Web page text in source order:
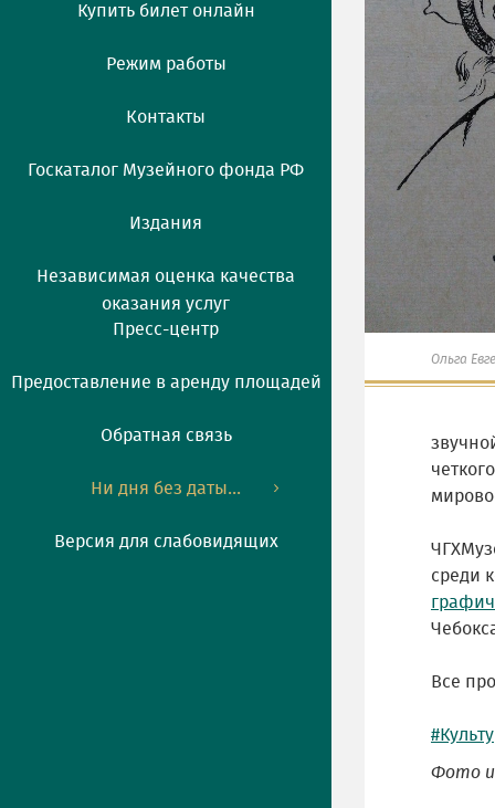
Купить билет онлайн
Режим работы
Контакты
Госкаталог Музейного фонда РФ
Издания
Независимая оценка качества
оказания услуг
Пресс-центр
Предоставление в аренду площадей
Обратная связь
Ни дня без даты...
Версия для слабовидящих
Ольга
среди
Все
Фото